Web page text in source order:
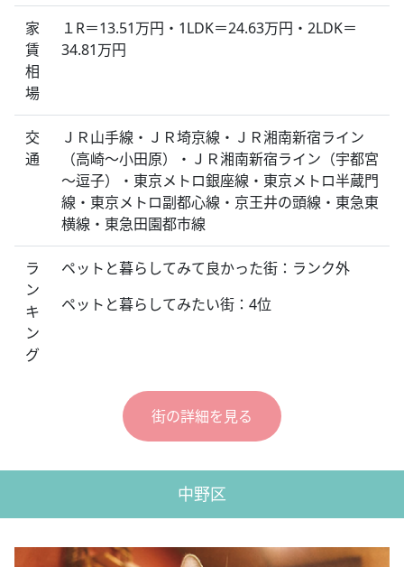
家
賃
相
場
１R＝13.51万円・1LDK＝24.63万円・2LDK＝
34.81万円
交
通
ＪＲ山手線・ＪＲ埼京線・ＪＲ湘南新宿ライン
（高崎～小田原）・ＪＲ湘南新宿ライン（宇都宮
～逗子）・東京メトロ銀座線・東京メトロ半蔵門
線・東京メトロ副都心線・京王井の頭線・東急東
横線・東急田園都市線
ラ
ン
キ
ン
グ
ペットと暮らしてみて良かった街：ランク外
ペットと暮らしてみたい街：4位
街の詳細を見る
中野区